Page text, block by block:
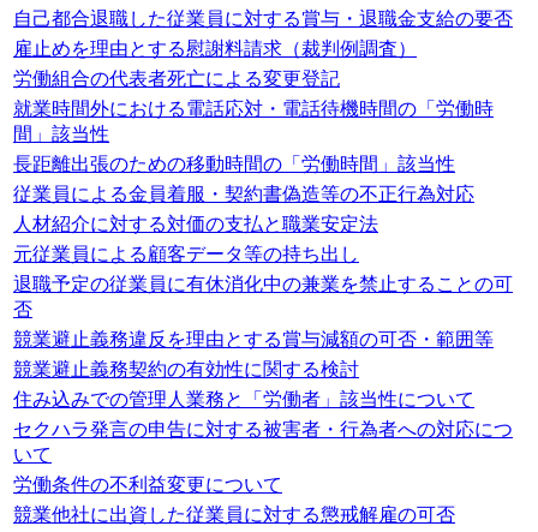
自己都合退職した従業員に対する賞与・退職金支給の要否
雇止めを理由とする慰謝料請求（裁判例調査）
労働組合の代表者死亡による変更登記
就業時間外における電話応対・電話待機時間の「労働時
間」該当性
長距離出張のための移動時間の「労働時間」該当性
従業員による金員着服・契約書偽造等の不正行為対応
人材紹介に対する対価の支払と職業安定法
元従業員による顧客データ等の持ち出し
退職予定の従業員に有休消化中の兼業を禁止することの可
否
競業避止義務違反を理由とする賞与減額の可否・範囲等
競業避止義務契約の有効性に関する検討
住み込みでの管理人業務と「労働者」該当性について
セクハラ発言の申告に対する被害者・行為者への対応につ
いて
労働条件の不利益変更について
競業他社に出資した従業員に対する懲戒解雇の可否